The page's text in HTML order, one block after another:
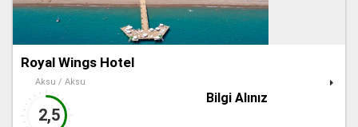
Royal Wings Hotel
Aksu / Aksu
2,5
Bilgi Alınız